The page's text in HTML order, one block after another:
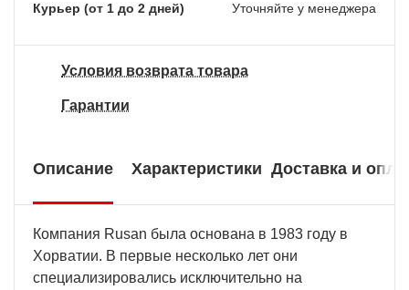
Курьер (от 1 до 2 дней) Уточняйте у менеджера
Условия возврата товара
Гарантии
Описание Характеристики Доставка и
Компания Rusan была основана в 1983 году в
Хорватии. В первые несколько лет они
специализировались исключительно на